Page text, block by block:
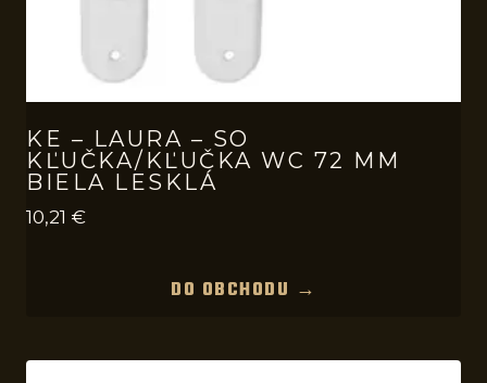
KE – LAURA – SO
KĽUČKA/KĽUČKA WC 72 MM
BIELA LESKLÁ
10,21 €
DO OBCHODU →